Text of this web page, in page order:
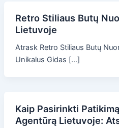
Retro Stiliaus Butų
Lietuvoje
Atrask Retro Stiliaus Butų
Unikalus Gidas […]
Kaip Pasirinkti
Agentūrą Lietuvoje: